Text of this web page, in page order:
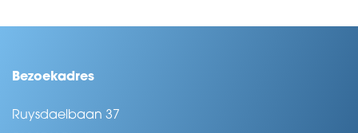
Bezoekadres
Ruysdaelbaan 37